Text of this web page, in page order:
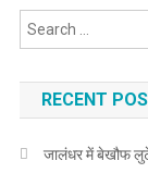
RECENT
जालंधर में बेखौफ